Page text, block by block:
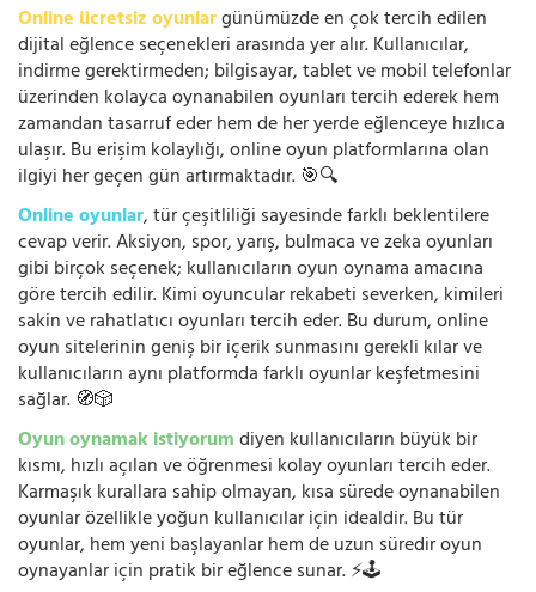
Online ücretsiz oyunlargünümüzde en çok tercih edilen
dijital eğlence seçenekleri arasında yer alır. Kullanıcılar,
indirme gerektirmeden; bilgisayar, tablet ve mobil telefonlar
üzerinden kolayca oynanabilen oyunları tercih ederek hem
zamandan tasarruf eder hem de her yerde eğlenceye hızlıca
ulaşır. Bu erişim kolaylığı, online oyun platformlarına olan
ilgiyi her geçen gün artırmaktadır. 🎯🔍
Online oyunlar, tür çeşitliliği sayesinde farklı beklentilere
cevap verir. Aksiyon, spor, yarış, bulmaca ve zeka oyunları
gibi birçok seçenek; kullanıcıların oyun oynama amacına
göre tercih edilir. Kimi oyuncular rekabeti severken, kimileri
sakin ve rahatlatıcı oyunları tercih eder. Bu durum, online
oyun sitelerinin geniş bir içerik sunmasını gerekli kılar ve
kullanıcıların aynı platformda farklı oyunlar keşfetmesini
sağlar. 🧭🎲
Oyun oynamak istiyorumdiyen kullanıcıların büyük bir
kısmı, hızlı açılan ve öğrenmesi kolay oyunları tercih eder.
Karmaşık kurallara sahip olmayan, kısa sürede oynanabilen
oyunlar özellikle yoğun kullanıcılar için idealdir. Bu tür
oyunlar, hem yeni başlayanlar hem de uzun süredir oyun
oynayanlar için pratik bir eğlence sunar. ⚡🕹️